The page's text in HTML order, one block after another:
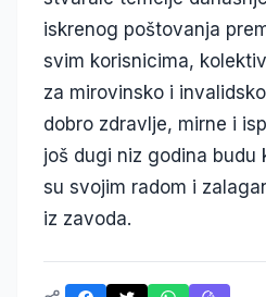
iskrenog poštovanja
svim korisnicima,
za mirovinsko i
dobro zdravlje, mirne i
još dugi niz godina budu
su svojim radom i
iz zavoda.